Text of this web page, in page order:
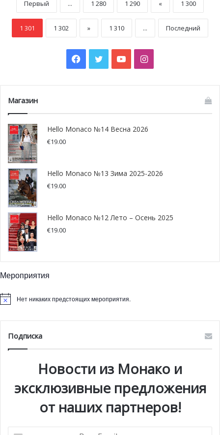
Первый ... 1 280 1 290 « 1 300
1 301 1 302 » 1 310 ... Последний
Facebook
TwitterYouTubeInstagram
Магазин
Hello Monaco №14 Весна 2026
€19.00
Hello Monaco №13 Зима 2025-2026
€19.00
Hello Monaco №12 Лето – Осень 2025
€19.00
Мероприятия
Нет никаких предстоящих мероприятия.
Подписка
Новости из Монако и
эксклюзивные предложения
от наших партнеров!